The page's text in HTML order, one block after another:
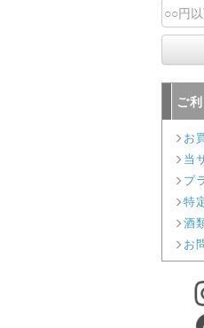
ご
お
当
プ
特
酒
お